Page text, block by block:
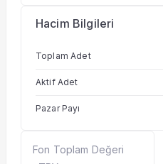
Hacim Bilgileri
Toplam Adet
Aktif Adet
Pazar Payı
Fon Toplam Değeri